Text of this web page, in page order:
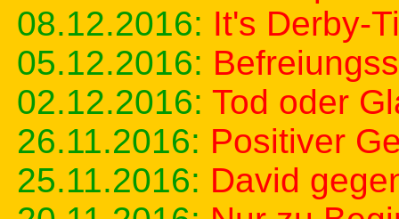
08.12.2016: It's Derby-
05.12.2016:
02.12.2016: Tod oder
26.11.2016: Positiver
25.11.2016: David